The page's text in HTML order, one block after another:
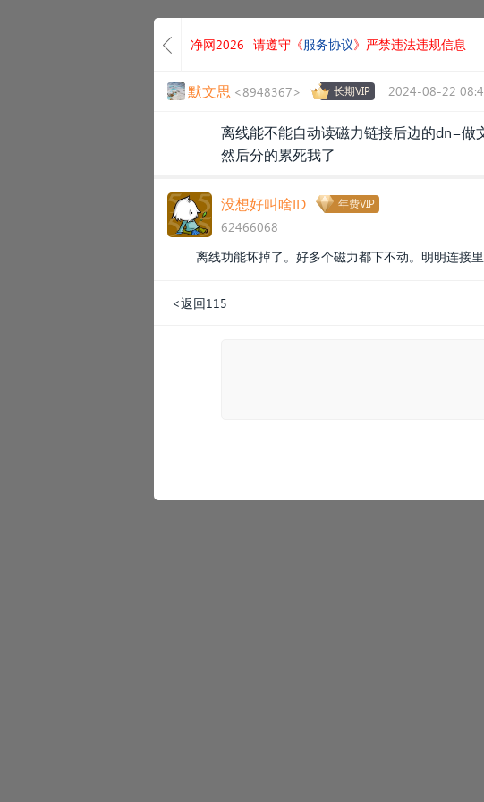
净网2026 请遵守《服务协议》严禁违法违规信息
默文思 <8948367> 长期VIP 2024-08-22
离线能不能自动读磁力链接后边的dn=做
然后分的累死我了
没想好叫啥ID 年费VIP
62466068
离线功能坏掉了。好多个磁力都下不动。明明连接
<返回115